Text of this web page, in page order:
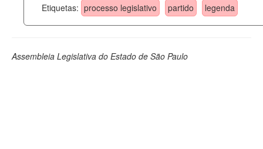
Etiquetas: processo legislativo partido legenda
Assembleia Legislativa do Estado de São Paulo